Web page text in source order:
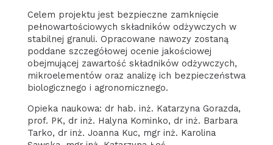
Celem projektu jest bezpieczne zamknięcie
pełnowartościowych składników odżywczych w
stabilnej granuli. Opracowane nawozy zostaną
poddane szczegółowej ocenie jakościowej
obejmującej zawartość składników odżywczych,
mikroelementów oraz analizę ich bezpieczeństwa
biologicznego i agronomicznego.
Opieka naukowa: dr hab. inż. Katarzyna Gorazda,
prof. PK, dr inż. Halyna Kominko, dr inż. Barbara
Tarko, dr inż. Joanna Kuc, mgr inż. Karolina